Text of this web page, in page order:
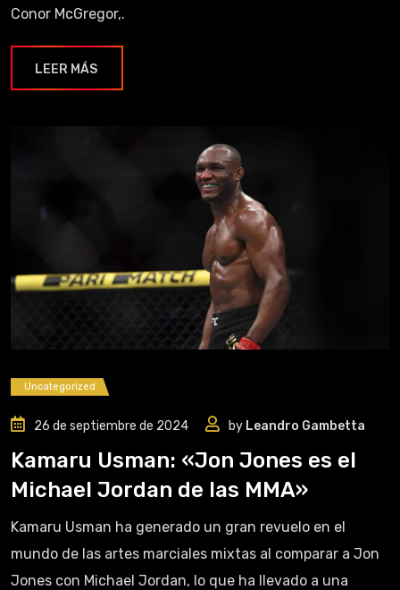
Conor McGregor,.
LEER MÁS
Uncategorized
26 de septiembre de 2024 by Leandro Gambetta
Kamaru Usman: «Jon Jones es el
Michael Jordan de las MMA»
Kamaru Usman ha generado un gran revuelo en el
mundo de las artes marciales mixtas al comparar a Jon
Jones con Michael Jordan, lo que ha llevado a una